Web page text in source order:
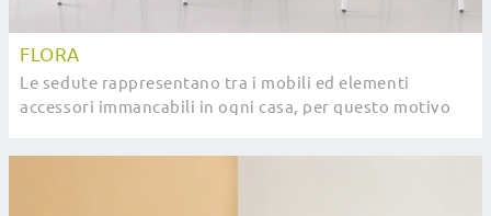
FLORA
Le sedute rappresentano tra i mobili ed elementi
accessori immancabili in ogni casa, per questo motivo